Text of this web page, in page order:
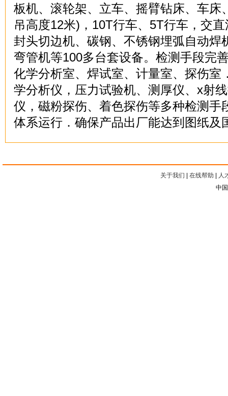
板机、滚轮架、立车、摇臂钻床、车床
吊高度12米)，10T行车、5T行车，交
封头切边机、碳钢、不锈钢埋弧自动焊
弯管机等100多台套设备。检测手段完
化学分析室、焊试室、计量室、探伤室
学分析仪，压力试验机、测厚仪、x射
仪，磁粉探伤、着色探伤等多种检测手
体系运行．确保产品出厂能达到图纸及
关于我们 在线帮助
人
中